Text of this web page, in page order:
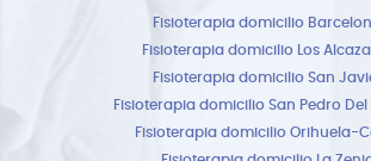
Fisioterapia domicilio
Fisioterapia domicilio Los
Fisioterapia domicilio San
Fisioterapia domicilio San Pedro Del
Fisioterapia domicilio Orihuela-